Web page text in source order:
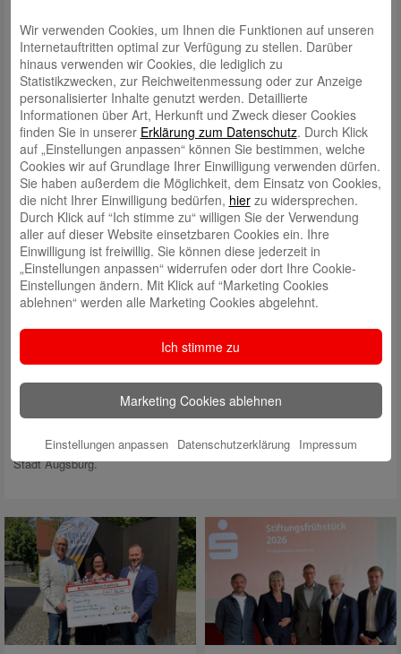
Entwicklung unserer Stadt verbunden. Diese Verantwortung prägt auch
dieses Vorhaben. Wir wollen unsere Hauptstelle nachhaltig
weiterentwickeln und einen Ort schaffen, der den Anforderungen unserer
Kundinnen und Kunden, unserer Mitarbeitenden und der Innenstadt
gleichermaßen gerecht wird. Dabei setzen wir bewusst auf einen
schrittweisen Entwicklungsprozess“, sagt Sandra Peetz-Rauch,
Vorstandsvorsitzende der Stadtsparkasse Augsburg.
Ein Augenmerk liegt auf einer transparenten Information zu den
wesentlichen Meilensteinen und dem Kundenservice vor Ort während
der gesamten Entwicklungs- und Bauphase. „Bis spätestens Ende 2027
wollen wir die Basis für die Entwicklung des Standorts erarbeitet haben,
die wir dann gerne vorstellen“, erläutert Sandra Peetz-Rauch.
Mit WÖHR + BAUER setzt die Stadtsparkasse auf einen erfahrenen
Partner für komplexe innerstädtische Transformationsprojekte. „Wir
freuen uns sehr über das Vertrauen der Stadtsparkasse Augsburg.
Gemeinsam wollen wir die Grundlage für eine Entwicklung schaffen, die
sich sensibel in das Umfeld einfügt und langfristig einen Mehrwert für
die Stadt Augsburg schafft“, sagt Oliver Vogt, Geschäftsführer der
WÖHR + BAUER GmbH.
Die Fertigstellung des Gesamtprojekts ist nach heutigem Stand für das
Jahr 2033 vorgesehen. Mit der Neugestaltung ihrer Zentrale verbindet
in die Zukunft und übernimmt Verantwortung als aktiver Mitgestalter der
Stadt Augsburg.
Wir verwenden Cookies, um Ihnen die Funktionen auf unseren
Internetauftritten optimal zur Verfügung zu stellen. Darüber
hinaus verwenden wir Cookies, die lediglich zu
Statistikzwecken, zur Reichweitenmessung oder zur Anzeige
personalisierter Inhalte genutzt werden. Detaillierte
Informationen über Art, Herkunft und Zweck dieser Cookies
finden Sie in unserer Erklärung zum Datenschutz. Durch Klick
auf „Einstellungen anpassen“ können Sie bestimmen, welche
Cookies wir auf Grundlage Ihrer Einwilligung verwenden dürfen.
Sie haben außerdem die Möglichkeit, dem Einsatz von Cookies,
die nicht Ihrer Einwilligung bedürfen, hierzu widersprechen.
Durch Klick auf “Ich stimme zu“ willigen Sie der Verwendung
aller auf dieser Website einsetzbaren Cookies ein. Ihre
Einwilligung ist freiwillig. Sie können diese jederzeit in
„Einstellungen anpassen“ widerrufen oder dort Ihre Cookie-
Einstellungen ändern. Mit Klick auf “Marketing Cookies
ablehnen“ werden alle Marketing Cookies abgelehnt.
Ich stimme zu
Marketing Cookies ablehnen
Einstellungen anpassen Datenschutzerklärung Impressum